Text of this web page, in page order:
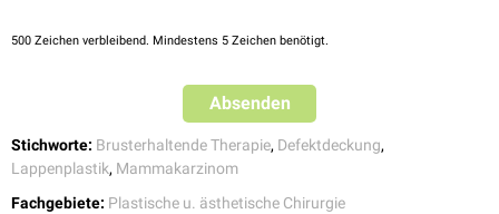
500 Zeichen verbleibend. Mindestens 5 Zeichen benötigt.
Absenden
Stichworte: Brusterhaltende Therapie, Defektdeckung,
Lappenplastik, Mammakarzinom
Fachgebiete: Plastische u. ästhetische Chirurgie